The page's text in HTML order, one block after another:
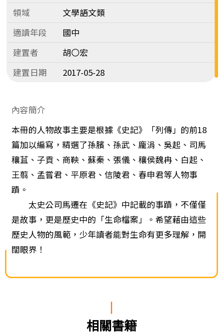
領域
文學語文類
適讀年段
國中
建置者
胡〇宏
建置日期
2017-05-28
內容簡介
本冊的人物故事主要是根據《史記》「列傳」的前18
篇加以編寫，精選了孫臏、孫武、龐涓、吳起、司馬
穰苴、子貢、商鞅、蘇秦、張儀、穰侯魏冉、白起、
王翦、孟嘗君、平原君、信陵君、春申君等人物事
蹟。
太史公司馬遷在《史記》中記載的事蹟，不僅僅
是故事，更是歷史中的「生命檔案」。希望藉由這些
歷史人物的風範，少年讀者能對生命有更多理解，開
闊眼界！
相關書籍